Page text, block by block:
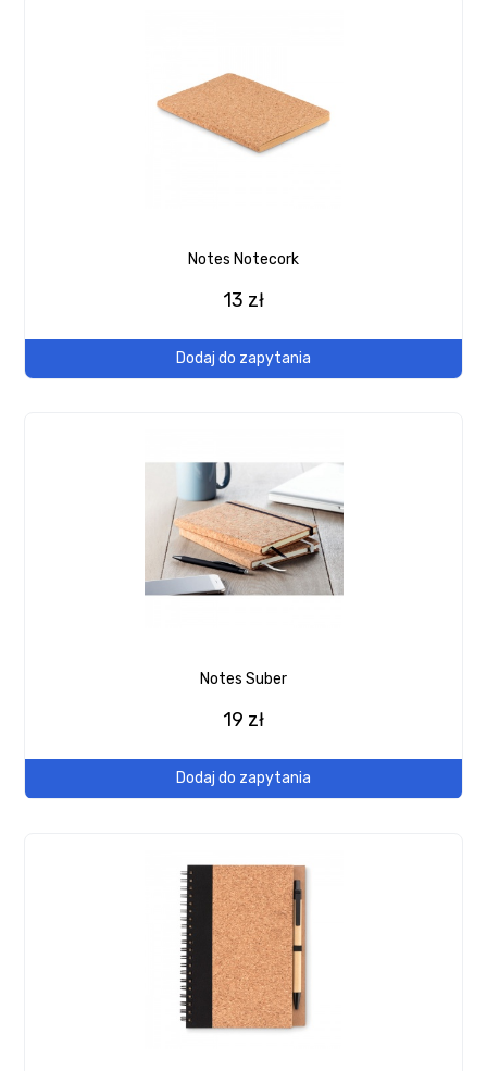
Notes Notecork
13 zł
Dodaj do zapytania
Notes Suber
19 zł
Dodaj do zapytania